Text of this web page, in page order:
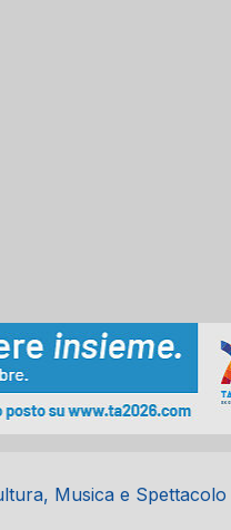
Musica e Spettacolo